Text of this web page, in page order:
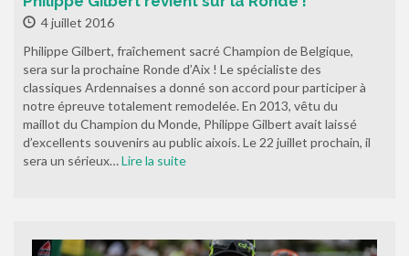
4 juillet 2016
Philippe Gilbert, fraîchement sacré Champion de Belgique,
sera sur la prochaine Ronde d’Aix ! Le spécialiste des
classiques Ardennaises a donné son accord pour participer à
notre épreuve totalement remodelée. En 2013, vêtu du
maillot du Champion du Monde, Philippe Gilbert avait laissé
d’excellents souvenirs au public aixois. Le 22 juillet prochain, il
sera un sérieux…Lire la suite